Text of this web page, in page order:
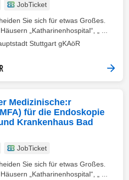
JobTicket
Sie sich für etwas Großes.
„Katharinenhospital“, „ ...
Stuttgart gKAöR
Medizinische:r
für die Endoskopie
Krankenhaus Bad
JobTicket
Sie sich für etwas Großes.
„Katharinenhospital“, „ ...